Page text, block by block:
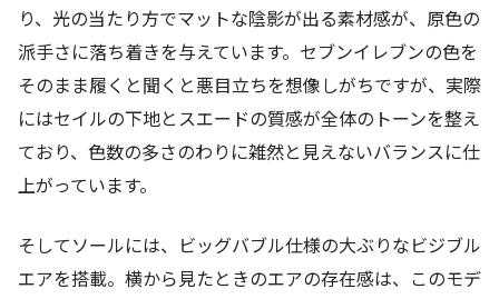
り、光の当たり方でマットな陰影が出る素材感が、原色の
派手さに落ち着きを与えています。セブンイレブンの色を
そのまま履くと聞くと悪目立ちを想像しがちですが、実際
にはセイルの下地とスエードの質感が全体のトーンを整え
ており、色数の多さのわりに雑然と見えないバランスに仕
上がっています。
そしてソールには、ビッグバブル仕様の大ぶりなビジブル
エアを搭載。横から見たときのエアの存在感は、このモデ